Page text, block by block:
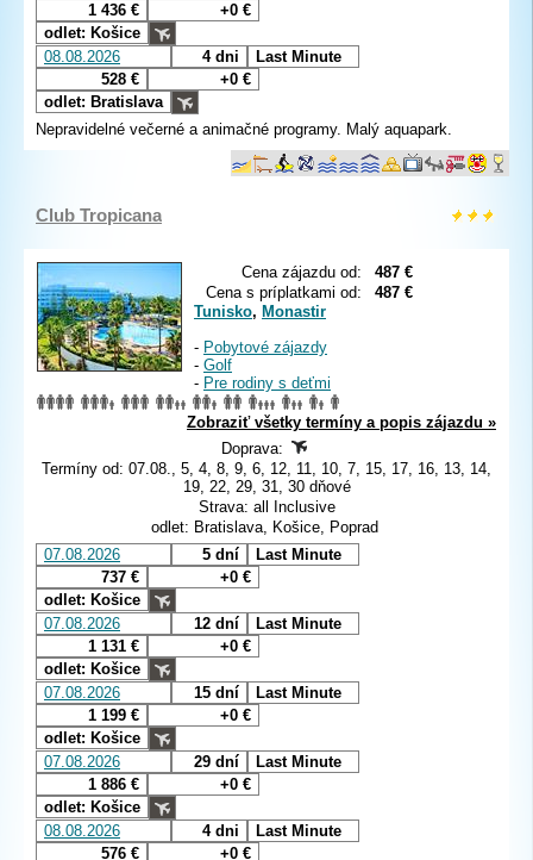
1 436 €
+0 €
odlet: Košice
08.08.2026
4 dni
Last Minute
528 €
+0 €
odlet: Bratislava
Nepravidelné večerné a animačné programy. Malý aquapark.
Club Tropicana
Cena zájazdu od:
487 €
Cena s príplatkami od:
487 €
Tunisko, Monastir
- Pobytové zájazdy
- Golf
- Pre rodiny s deťmi
Zobraziť všetky termíny a popis zájazdu »
Doprava:
Termíny od: 07.08., 5, 4, 8, 9, 6, 12, 11, 10, 7, 15, 17, 16, 13, 14,
19, 22, 29, 31, 30 dňové
Strava: all Inclusive
odlet: Bratislava, Košice, Poprad
07.08.2026
5 dní
Last Minute
737 €
+0 €
odlet: Košice
07.08.2026
12 dní
Last Minute
1 131 €
+0 €
odlet: Košice
07.08.2026
15 dní
Last Minute
1 199 €
+0 €
odlet: Košice
07.08.2026
29 dní
Last Minute
1 886 €
+0 €
odlet: Košice
08.08.2026
4 dni
Last Minute
576 €
+0 €